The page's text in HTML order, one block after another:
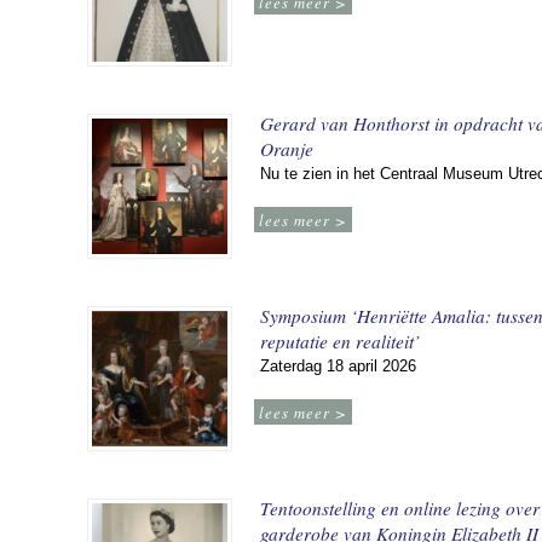
Gerard van Honthorst in opdracht
Oranje
Nu te zien in het Centraal Museum
lees meer >
Symposium ‘Henriëtte Amalia: tussen
reputatie en realiteit’
Zaterdag 18 april 2026
lees meer >
Tentoonstelling en online lezing
garderobe van Koningin Elizabeth II